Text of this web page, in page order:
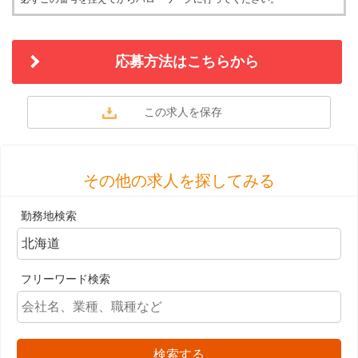
応募方法はこちらから
その他の求人を探してみる
勤務地検索
フリーワード検索
検索する